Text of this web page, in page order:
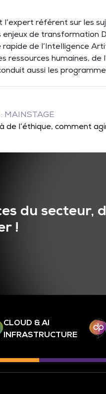
référent sur les
enjeux de
de l’Intelligence
ressources humaines,
aussi les
MAINSTAGE
de l’éthique, comment
du
!
CLOUD & AI
INFRASTRUCTURE